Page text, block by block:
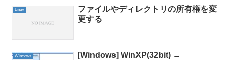
Linux
ファイルやディレクトリの所有権を変
更する
Windows
[Windows] WinXP(32bit) →